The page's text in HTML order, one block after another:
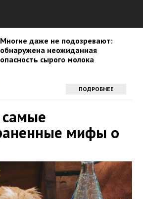
Многие даже не подозревают:
обнаружена неожиданная
опасность сырого молока
ПОДРОБНЕЕ
мифы о